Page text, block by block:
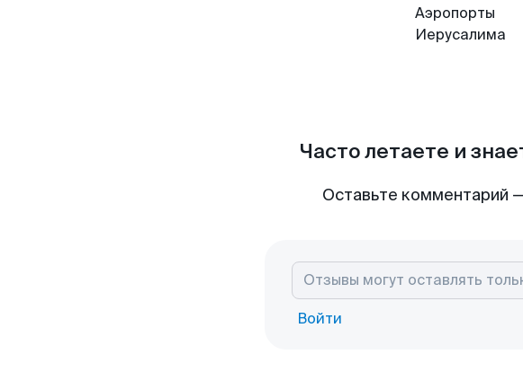
Аэропорты
Иерусалима
Часто летаете и
Оставьте комментарий
Войти